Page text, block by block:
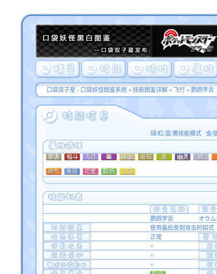
口袋双子星 - 口袋妖怪图鉴系统» 技能图鉴详解» 飞行» 鹦鹉学舌
绿/红/蓝/黄技能模式 金/
鹦鹉学舌
オウ
使用最后受到攻击的招式
正常
×
×
×